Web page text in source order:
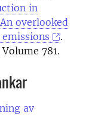
in
overlooked
.
781.
av